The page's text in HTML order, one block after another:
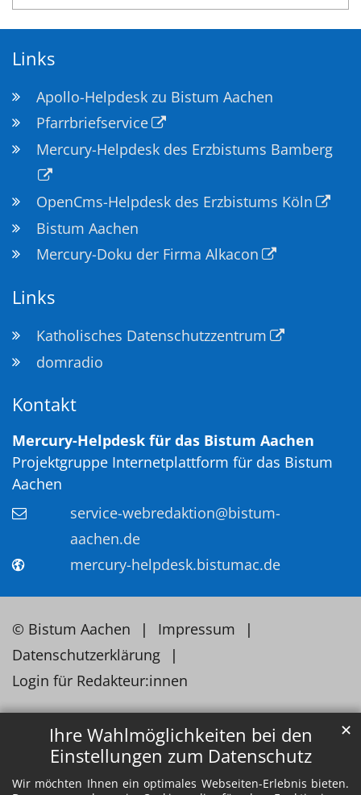
Ihre Wahlmöglichkeiten bei den
Einstellungen zum Datenschutz
Wir möchten Ihnen ein optimales Webseiten-Erlebnis bieten.
✕
Links
Apollo-Helpdesk zu Bistum Aachen
Pfarrbriefservice
Mercury-Helpdesk des Erzbistums Bamberg
OpenCms-Helpdesk des Erzbistums Köln
Bistum Aachen
Mercury-Doku der Firma Alkacon
Links
Katholisches Datenschutzzentrum
domradio
Kontakt
Mercury-Helpdesk für das Bistum Aachen
Projektgruppe Internetplattform für das Bistum
Aachen
service-webredaktion@bistum-
aachen.de
mercury-helpdesk.bistumac.de
© Bistum Aachen
Impressum
Datenschutzerklärung
Login für Redakteur:innen